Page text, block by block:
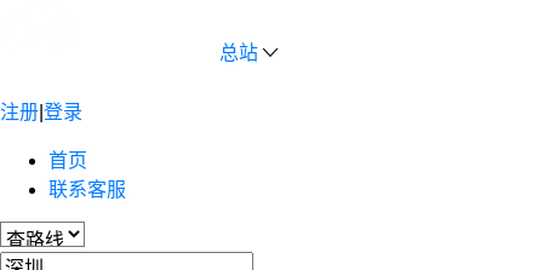
总站
注册 登录
首页
联系客服